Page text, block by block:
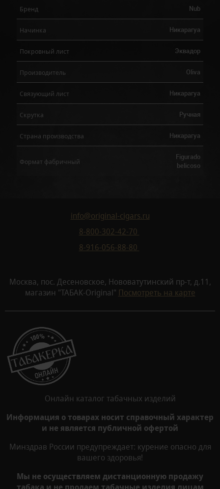
Бренд Nub
Начинка Никарагуа
Покровный лист Эквадор
Производитель Oliva
Связующий лист Никарагуа
Скрутка Ручная
Страна производства Никарагуа
Формат фабричный
Figurado
belicoso
info@original-cigars.ru
8-800-302-42-70
8-916-056-88-80
Москва, пос. Десеновское, Нововатутинский пр-т, д.11,
магазин "ТАБАК-Original" Посмотреть на карте
Онлайн каталог табачных изделий
Информация о товарах носит справочный характер
и не является публичной офертой
Минздрав России предупреждает: курение опасно для
вашего здоровья!
Мы не осуществляем дистанционную продажу